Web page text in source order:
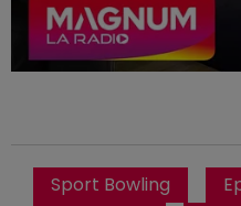
Sport Bowling